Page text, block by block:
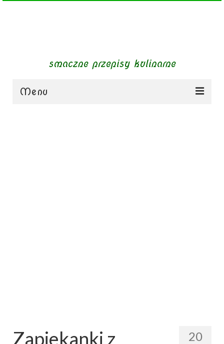
smaczne przepisy kulinarne
Menu
20
Zapiekanki z